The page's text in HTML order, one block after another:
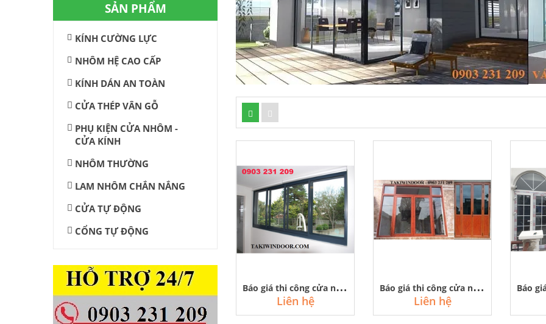
SẢN PHẨM
KÍNH CƯỜNG LỰC
NHÔM HỆ CAO CẤP
KÍNH DÁN AN TOÀN
CỬA THÉP VÂN GỖ
PHỤ KIỆN CỬA NHÔM -
CỬA KÍNH
NHÔM THƯỜNG
LAM NHÔM CHẮN NẮNG
CỬA TỰ ĐỘNG
CỔNG TỰ ĐỘNG
B
áo giá thi công cửa nhôm kính việt pháp đẹp giá rẻ tại hà nội
Liên hệ
B
áo giá thi công cửa nhôm kính vân gỗ rẻ, đẹp tại hà nội
Liên hệ